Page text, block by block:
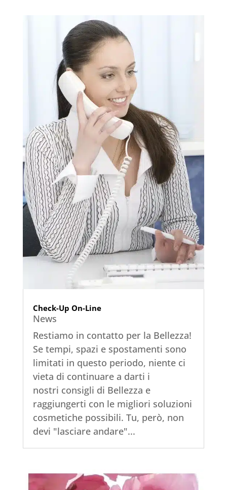
Check-Up On-Line
News
Restiamo in contatto per la Bellezza!
Se tempi, spazi e spostamenti sono
limitati in questo periodo, niente ci
vieta di continuare a darti i
nostri consigli di Bellezza e
raggiungerti con le migliori soluzioni
cosmetiche possibili. Tu, però, non
devi "lasciare andare"...